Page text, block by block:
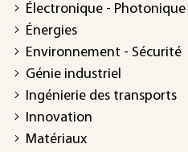
Électronique - Photonique
Énergies
Environnement - Sécurité
Génie industriel
Ingénierie des transports
Innovation
Matériaux